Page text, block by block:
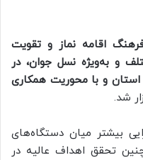
اقامه نماز و تقویت
و به‌ویژه نسل جوان، در
استان و با محوریت همکاری
شد.
بیشتر میان دستگاه‌های
تحقق اهداف عالیه در